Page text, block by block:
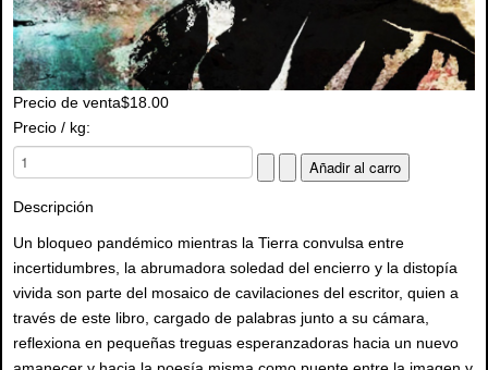
Precio de venta$18.00
Precio / kg:
Descripción
Un bloqueo pandémico mientras la Tierra convulsa entre
incertidumbres, la abrumadora soledad del encierro y la distopía
vivida son parte del mosaico de cavilaciones del escritor, quien a
través de este libro, cargado de palabras junto a su cámara,
reflexiona en pequeñas treguas esperanzadoras hacia un nuevo